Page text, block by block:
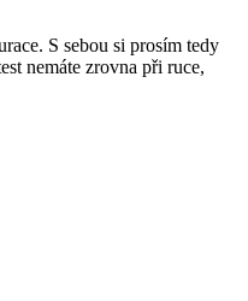
S sebou si prosím tedy
nemáte zrovna při ruce,